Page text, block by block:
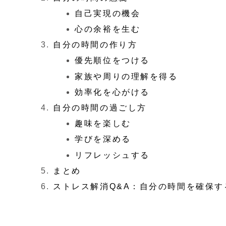
自己実現の機会
心の余裕を生む
自分の時間の作り方
優先順位をつける
家族や周りの理解を得る
効率化を心がける
自分の時間の過ごし方
趣味を楽しむ
学びを深める
リフレッシュする
まとめ
ストレス解消Q&A：自分の時間を確保す